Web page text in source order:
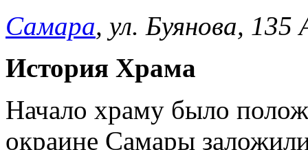
Самара, ул. Буянова, 135
История Храма
Начало храму было
окраине Самары